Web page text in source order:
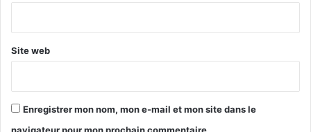
Site web
Enregistrer mon nom, mon e-mail et mon site dans le